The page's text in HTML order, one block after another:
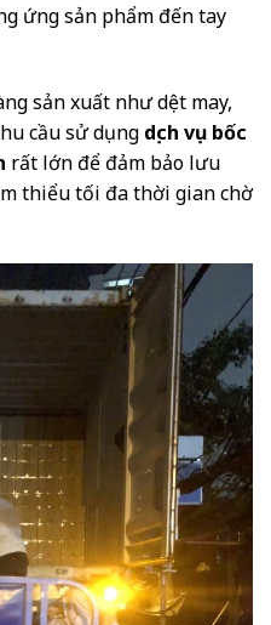
ứng sản phẩm đến tay
sản xuất như dệt may,
cầu sử dụng dịch vụ bốc
rất lớn để đảm bảo lưu
thiểu tối đa thời gian chờ